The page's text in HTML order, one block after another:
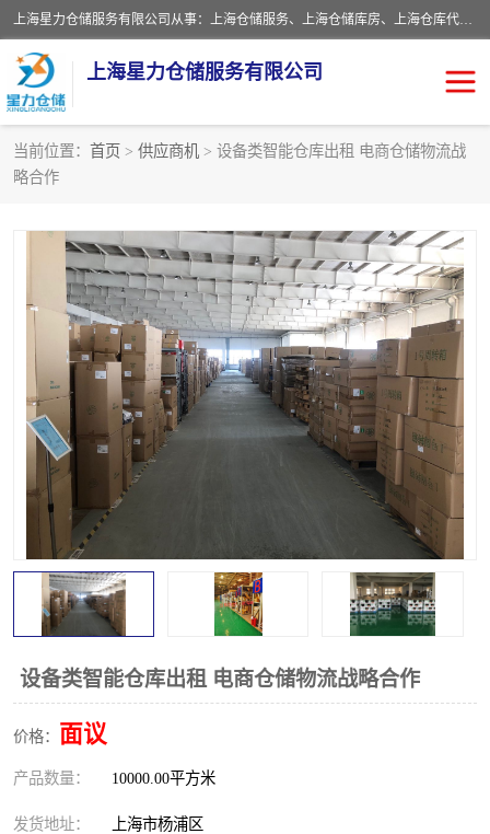
上海星力仓储服务有限公司从事：上海仓储服务、上海仓储库房、上海仓库代运营、上海仓库对外出租、上海仓库外包、上海三方仓储、上海电商仓储代发、上海电商代发货仓库、上海托管仓库、上海仓储配送。上海星力仓储服务有限公司现在拥有100个分仓、10万余平方的标准库房，精炼员工几百名，与几千家客户合作，公司已跻身上海仓储行业前列。欢迎来电咨询！
上海星力仓储服务有限公司
当前位置： 首页 > 供应商机 > 设备类智能仓库出租 电商仓储物流战
略合作
设备类智能仓库出租 电商仓储物流战略合作
价格： 面议
产品数量： 10000.00平方米
发货地址： 上海市杨浦区
上海仓库对外出租
上海仓储配送 上海仓库外包
上海仓库代运营 上海托管仓库
上海第三方仓储 上海仓储服务
仓储 上海电商代发货仓库
上海托管仓库